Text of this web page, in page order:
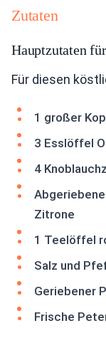
Zutaten
Hauptzutaten
Für diesen
1 großer
3 Esslöffel
4
Zitrone
1 Teelöffel
Salz und
Geriebener
Frische